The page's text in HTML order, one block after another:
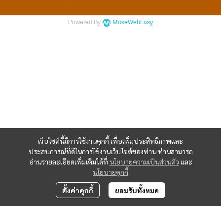
เว็บไซต์นี้มีการใช้งานคุกกี้ เพื่อเพิ่มประสิทธิภาพและ
ประสบการณ์ที่ดีในการใช้งานเว็บไซต์ของท่าน ท่านสามารถ
อ่านรายละเอียดเพิ่มเติมได้ที่ นโยบายความเป็นส่วนตัว และ
นโยบายคุกกี้
ตั้งค่าคุกกี้ ยอมรับทั้งหมด
Powered By MakeWebEasy